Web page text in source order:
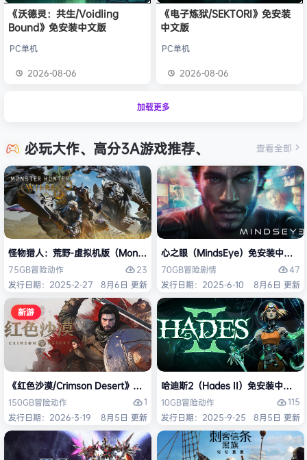
《沃德灵：共生/Voidling
Bound》免安装中文版
PC单机
2026-08-06
《电子炼狱/SEKTORI》免安装
中文版
PC单机
2026-08-06
加载更多
必玩大作、高分3A游戏推荐、 查看全部
怪物猎人：荒野-虚拟机版（Monster Hunter Wilds HYPERVISOR）免安
75GB冒险动作
23
发行日期：2025-2-27
8月6日 更新
心之眼（MindsEye）免安装中文版
70GB冒险剧情
47
发行日期：2025-6-10
8月6日 更新
新游
《红色沙漠/Crimson Desert》免安装中文版
150GB冒险动作
1
发行日期：2026-3-19
8月5日 更新
哈迪斯2（Hades II）免安装中文版
10GB冒险动作
115
发行日期：2025-9-25
8月5日 更新